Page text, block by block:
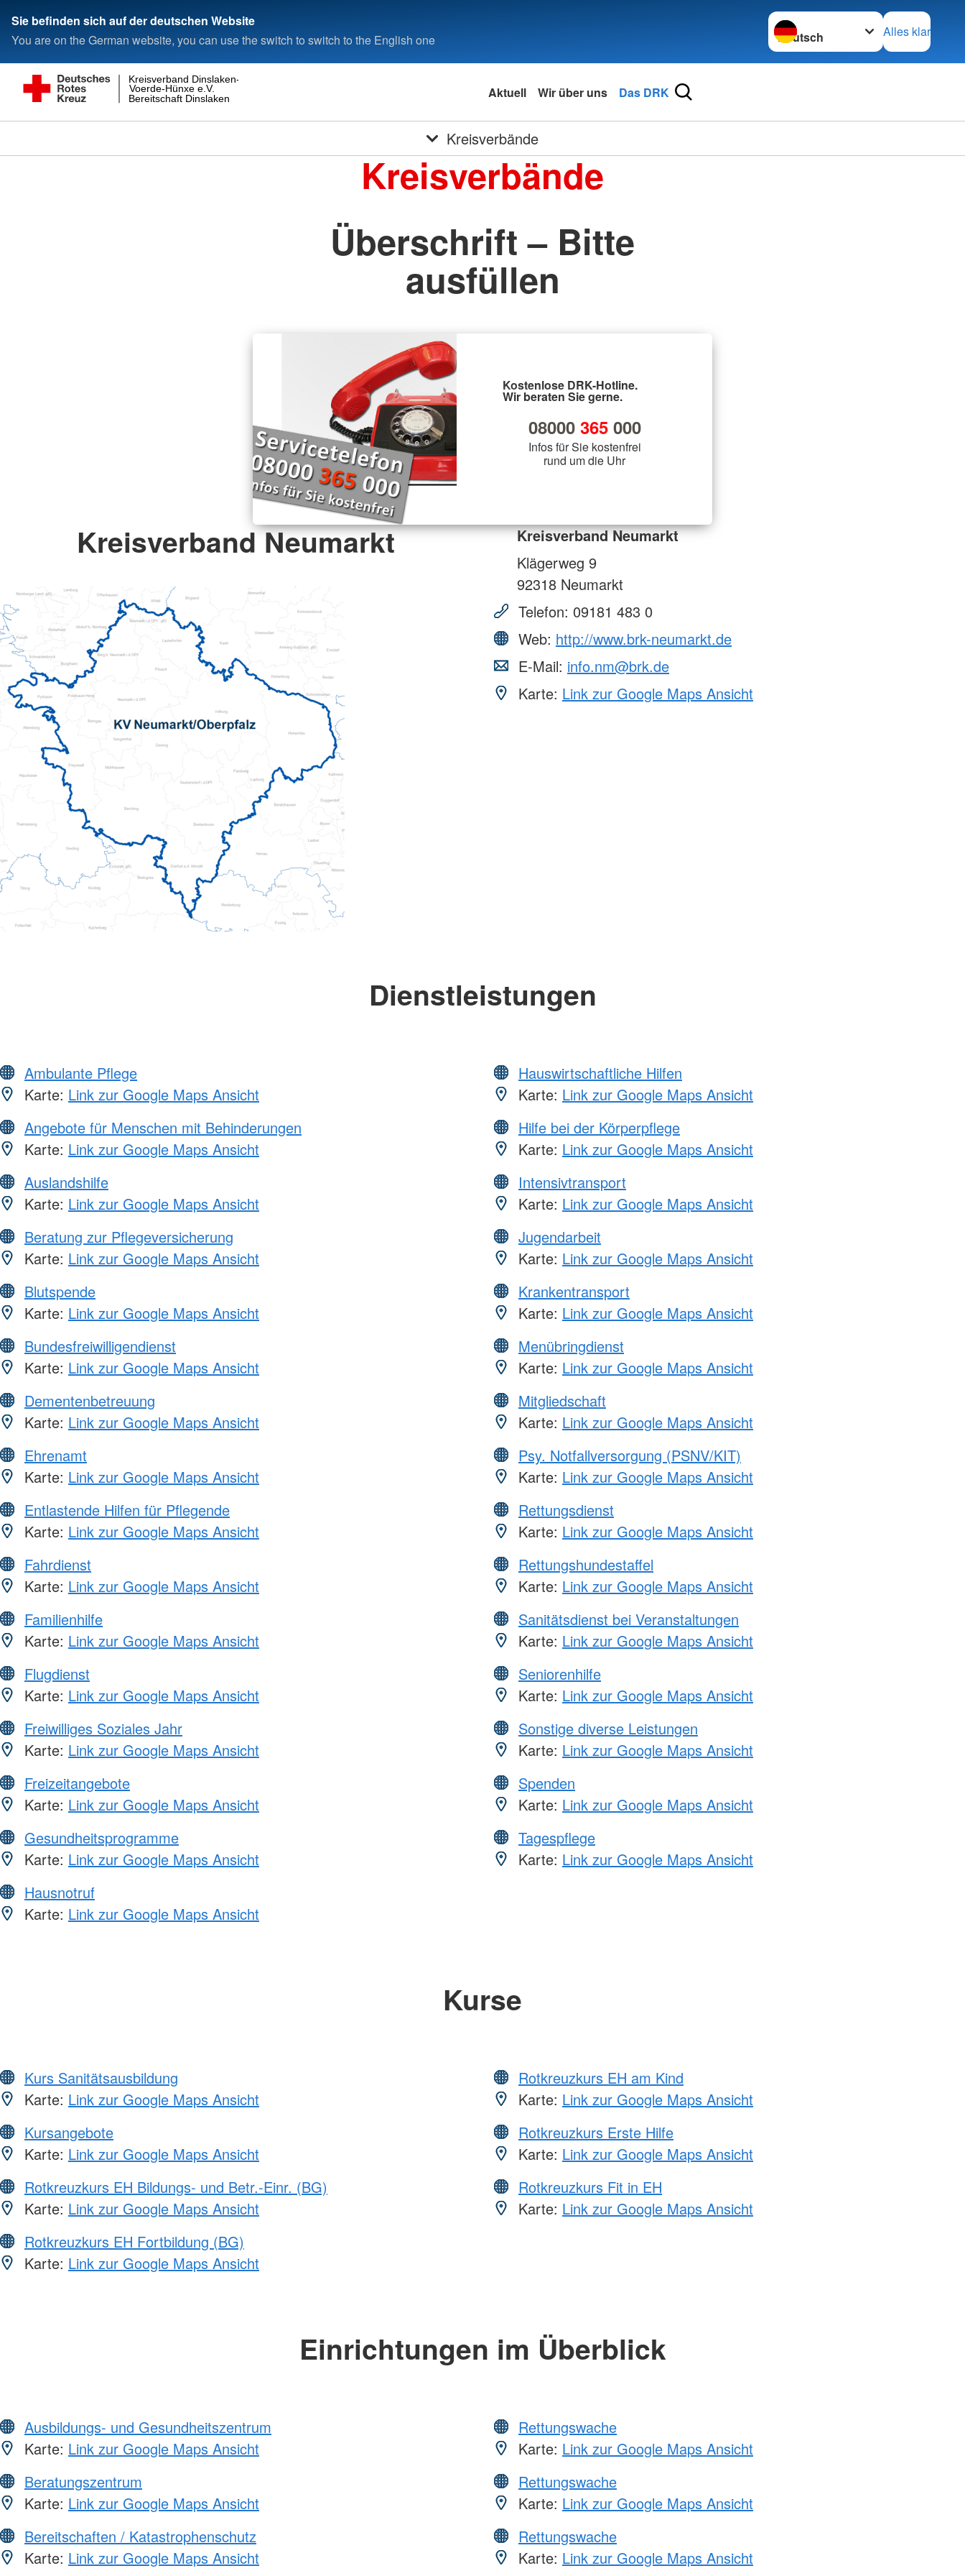
Sie befinden sich auf der deutschen Website
You are on the German website, you can use the switch to switch to the English one
Sprache wechseln zu
Alles klar
Bereitschaft Dinslaken
Voerde-Hünxe e.V.
Kreisverband Dinslaken-
Aktuell Wir über uns Das DRK
Kreisverbände
Kreisverbände
Überschrift – Bitte
ausfüllen
Kostenlose DRK-Hotline.
Wir beraten Sie gerne.
08000 365000
Infos für Sie kostenfrei
rund um die Uhr
Kreisverband Neumarkt
Kreisverband Neumarkt
Klägerweg 9
92318 Neumarkt
Telefon: 09181 483 0
Web: http://www.brk-neumarkt.de
E-Mail: info.nm@brk.de
Karte: Link zur Google Maps Ansicht
Dienstleistungen
Ambulante Pflege
Karte: Link zur Google Maps Ansicht
Angebote für Menschen mit Behinderungen
Karte: Link zur Google Maps Ansicht
Auslandshilfe
Karte: Link zur Google Maps Ansicht
Beratung zur Pflegeversicherung
Karte: Link zur Google Maps Ansicht
Blutspende
Karte: Link zur Google Maps Ansicht
Bundesfreiwilligendienst
Karte: Link zur Google Maps Ansicht
Dementenbetreuung
Karte: Link zur Google Maps Ansicht
Ehrenamt
Karte: Link zur Google Maps Ansicht
Entlastende Hilfen für Pflegende
Karte: Link zur Google Maps Ansicht
Fahrdienst
Karte: Link zur Google Maps Ansicht
Familienhilfe
Karte: Link zur Google Maps Ansicht
Flugdienst
Karte: Link zur Google Maps Ansicht
Freiwilliges Soziales Jahr
Karte: Link zur Google Maps Ansicht
Freizeitangebote
Karte: Link zur Google Maps Ansicht
Gesundheitsprogramme
Karte: Link zur Google Maps Ansicht
Hausnotruf
Karte: Link zur Google Maps Ansicht
Hauswirtschaftliche Hilfen
Karte: Link zur Google Maps Ansicht
Hilfe bei der Körperpflege
Karte: Link zur Google Maps Ansicht
Intensivtransport
Karte: Link zur Google Maps Ansicht
Jugendarbeit
Karte: Link zur Google Maps Ansicht
Krankentransport
Karte: Link zur Google Maps Ansicht
Menübringdienst
Karte: Link zur Google Maps Ansicht
Mitgliedschaft
Karte: Link zur Google Maps Ansicht
Psy. Notfallversorgung (PSNV/KIT)
Karte: Link zur Google Maps Ansicht
Rettungsdienst
Karte: Link zur Google Maps Ansicht
Rettungshundestaffel
Karte: Link zur Google Maps Ansicht
Sanitätsdienst bei Veranstaltungen
Karte: Link zur Google Maps Ansicht
Seniorenhilfe
Karte: Link zur Google Maps Ansicht
Sonstige diverse Leistungen
Karte: Link zur Google Maps Ansicht
Spenden
Karte: Link zur Google Maps Ansicht
Tagespflege
Karte: Link zur Google Maps Ansicht
Kurse
Kurs Sanitätsausbildung
Karte: Link zur Google Maps Ansicht
Kursangebote
Karte: Link zur Google Maps Ansicht
Rotkreuzkurs EH Bildungs- und Betr.-Einr. (BG)
Karte: Link zur Google Maps Ansicht
Rotkreuzkurs EH Fortbildung (BG)
Karte: Link zur Google Maps Ansicht
Rotkreuzkurs EH am Kind
Karte: Link zur Google Maps Ansicht
Rotkreuzkurs Erste Hilfe
Karte: Link zur Google Maps Ansicht
Rotkreuzkurs Fit in EH
Karte: Link zur Google Maps Ansicht
Einrichtungen im Überblick
Ausbildungs- und Gesundheitszentrum
Karte: Link zur Google Maps Ansicht
Beratungszentrum
Karte: Link zur Google Maps Ansicht
Bereitschaften / Katastrophenschutz
Karte: Link zur Google Maps Ansicht
Rettungswache
Karte: Link zur Google Maps Ansicht
Rettungswache
Karte: Link zur Google Maps Ansicht
Rettungswache
Karte: Link zur Google Maps Ansicht